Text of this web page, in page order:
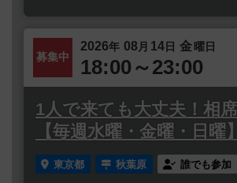
募集中
2026年 08 月 14日 金曜日
18:00～23:00
1人で来ても大丈夫！相
【毎週水曜・金曜・日曜】
東京都 秋葉原 誰でも参加